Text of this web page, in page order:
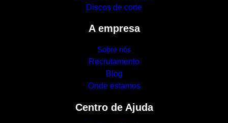
Discos de corte
A empresa
Sobre nós
Recrutamento
Blog
Onde estamos
Centro de Ajuda